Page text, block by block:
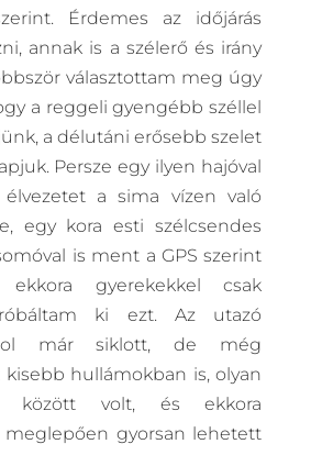
Érdemes az időjárás
annak is a szélerő és irány
választottam meg úgy
a reggeli gyengébb széllel
a délutáni erősebb szelet
Persze egy ilyen hajóval
a sima vízen való
egy kora esti szélcsendes
is ment a GPS szerint
gyerekekkel csak
ki ezt. Az utazó
már siklott, de még
hullámokban is, olyan
között volt, és ekkora
meglepően gyorsan lehetett